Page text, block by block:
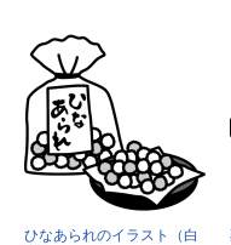
ひなあられのイラスト（白